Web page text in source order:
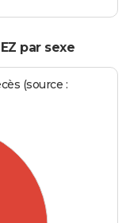
par sexe
(source :